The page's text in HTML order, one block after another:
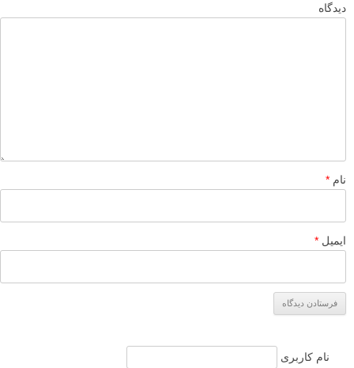
دیدگاه
نام *
ایمیل *
نام کاربری